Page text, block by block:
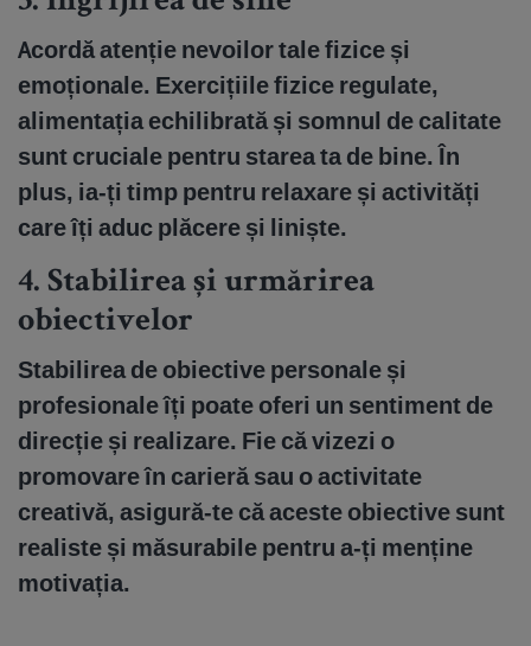
Acordă atenție nevoilor tale fizice și
emoționale. Exercițiile fizice regulate,
alimentația echilibrată și somnul de calitate
sunt cruciale pentru starea ta de bine. În
plus, ia-ți timp pentru relaxare și activități
care îți aduc plăcere și liniște.
4. Stabilirea și urmărirea
obiectivelor
Stabilirea de obiective personale și
profesionale îți poate oferi un sentiment de
direcție și realizare. Fie că vizezi o
promovare în carieră sau o activitate
creativă, asigură-te că aceste obiective sunt
realiste și măsurabile pentru a-ți menține
motivația.